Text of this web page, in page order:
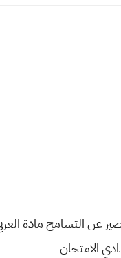
عن التسامح مادة
الامتحان